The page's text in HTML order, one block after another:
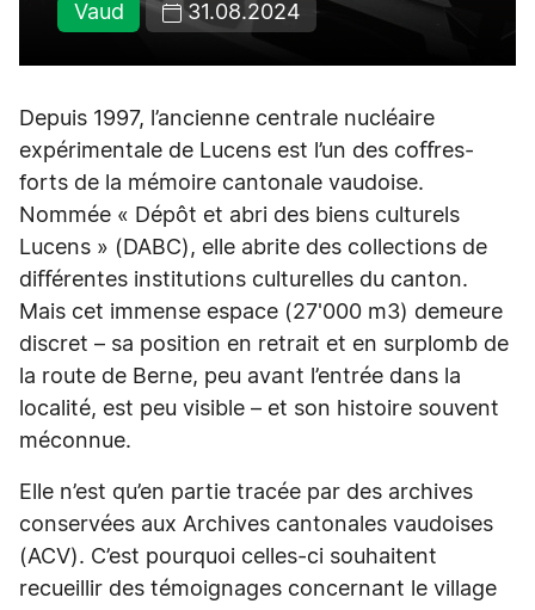
Vaud 31.08.2024
Depuis 1997, l’ancienne centrale nucléaire
expérimentale de Lucens est l’un des coﬀres-
forts de la mémoire cantonale vaudoise.
Nommée « Dépôt et abri des biens culturels
Lucens » (DABC), elle abrite des collections de
diﬀérentes institutions culturelles du canton.
Mais cet immense espace (27'000 m3) demeure
discret – sa position en retrait et en surplomb de
la route de Berne, peu avant l’entrée dans la
localité, est peu visible – et son histoire souvent
méconnue.
Elle n’est qu’en partie tracée par des archives
conservées aux Archives cantonales vaudoises
(ACV). C’est pourquoi celles-ci souhaitent
recueillir des témoignages concernant le village